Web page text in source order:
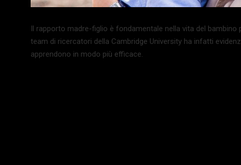
Il rapporto madre-figlio è fondamentale nella vita del bambino
team di ricercatori della Cambridge University ha infatti
apprendono in modo più efficace.